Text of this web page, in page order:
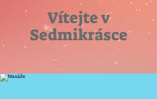
Vítejte v
Sedmikrásce